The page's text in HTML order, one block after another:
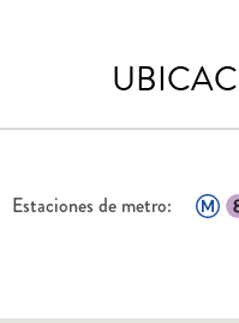
Estaciones de metro: